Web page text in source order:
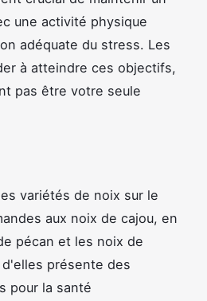
une activité physique
adéquate du stress. Les
à atteindre ces objectifs,
pas être votre seule
variétés de noix sur le
aux noix de cajou, en
pécan et les noix de
d'elles présente des
pour la santé